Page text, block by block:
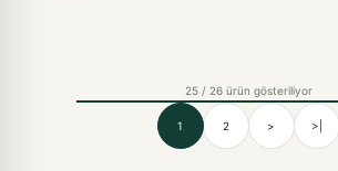
25 / 26 ürün gösteriliyor
1 2 > >|